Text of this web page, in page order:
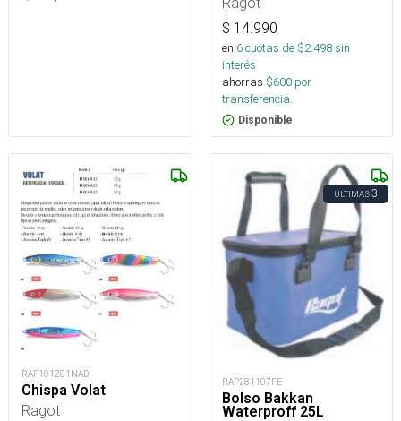
$ 14.990
en 6cuotas de $2.498sin
interés
ahorras $600 por
transferencia.
Disponible
RAP101201NAD
Chispa Volat
Ragot
ÚLTIMAS3
RAP281107FE
Bolso Bakkan
Waterproff 25L